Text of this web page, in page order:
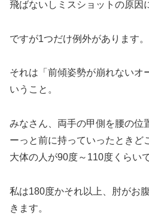
飛ばないしミスショットの原因
ですが1つだけ例外があります。
それは 「前傾姿勢が崩れないオ
いうこと。
みなさん、両手の甲側を腰の位
ーっと前に持っていったときど
大体の人が90度～110度くらい
私は180度かそれ以上、肘がお
きます。